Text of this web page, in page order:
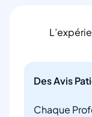
Des Avis
Chaque